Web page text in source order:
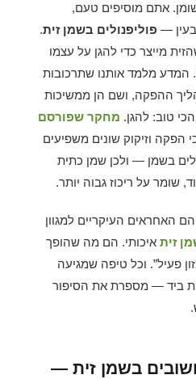
אתם מוסיפים טעם,
— פוליפנולים בשמן זית.
מייצר כדי להגן על עצמו
המדע מלמד אותנו שתרכובות
ההפקה, ושם הן ממשיכות
טוב: להגן. מחקר שפורסם
הפקה וזיקוק שונים משפיעים
בשמן — ולכן שמן כתית
שומר על ריכוז גבוה יותר.
האחראים העיקריים למגוון
זיתאיכותי. הם מה שהופך
פעיל”. וכל טיפה שמגיעה
ביד — מספרת את הסיפור
בשמן זית —